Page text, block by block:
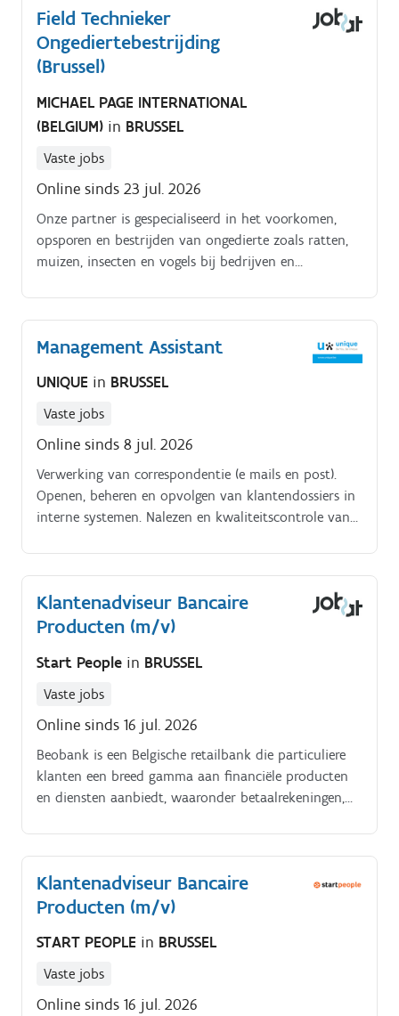
bestrijding uit.
Field Technieker
Ongediertebestrijding
(Brussel)
MICHAEL PAGE INTERNATIONAL
(BELGIUM) in BRUSSEL
Vaste jobs
Online sinds 23 jul. 2026
Onze partner is gespecialiseerd in het voorkomen,
opsporen en bestrijden van ongedierte zoals ratten,
muizen, insecten en vogels bij bedrijven en
Management Assistant
UNIQUE in BRUSSEL
Vaste jobs
Online sinds 8 jul. 2026
Verwerking van correspondentie (e mails en post).
Openen, beheren en opvolgen van klantendossiers in
interne systemen. Nalezen en kwaliteitscontrole van
Klantenadviseur Bancaire
Producten (m/v)
Start People in BRUSSEL
Vaste jobs
Online sinds 16 jul. 2026
Beobank is een Belgische retailbank die particuliere
klanten een breed gamma aan financiële producten
en diensten aanbiedt, waaronder betaalrekeningen,
verzekeringen en beleggingsoplossingen. De bank
richt zich op persoonlijke dienstverlening en
begeleidt klanten bij hun dagelijkse bankzaken en
financiële projecten.
Klantenadviseur Bancaire
Producten (m/v)
START PEOPLE in BRUSSEL
Vaste jobs
Online sinds 16 jul. 2026